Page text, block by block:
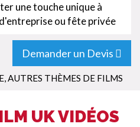
une touche unique à
ou fête privée
Demander un Devis
,AUTRES THÈMES DE FILMS
UK VIDÉOS